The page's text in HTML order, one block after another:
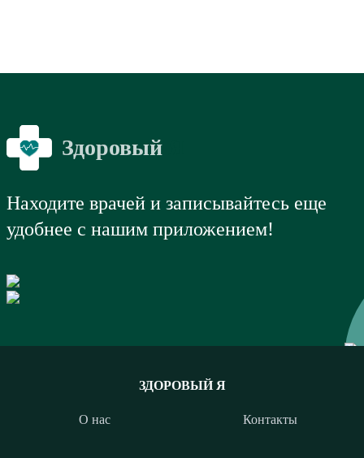
Здоровый
Находите врачей и записывайтесь еще
удобнее с нашим приложением!
ЗДОРОВЫЙ Я
О нас Контакты